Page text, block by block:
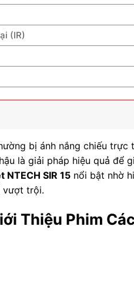
(IR)
bị ánh nắng chiếu
là giải pháp hiệu quả để
NTECH SIR 15nổi bật nhờ
vượt trội.
Thiệu Phim